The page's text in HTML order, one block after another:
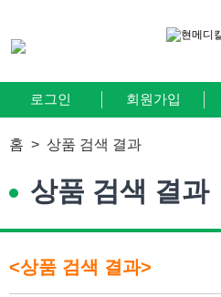
로그인 회원가입
홈 > 상품 검색 결과
상품 검색 결과
<상품 검색 결과>